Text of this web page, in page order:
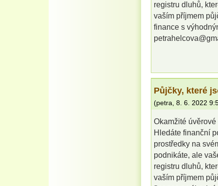
registru dluhů,
vaším příjmem
finance s
Půjčky, které
(petra 8. 6. 2022
Okamžité
Hledáte finanční
prostředky na
podnikáte, ale
registru dluhů,
vaším příjmem